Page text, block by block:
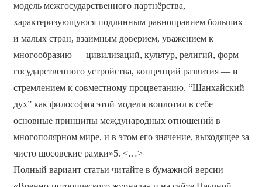
модель межгосударственного партнёрства,
характеризующуюся подлинным равноправием больших
и малых стран, взаимным доверием, уважением к
многообразию — цивилизаций, культур, религий, форм
государственного устройства, концепций развития — и
стремлением к совместному процветанию. “Шанхайский
дух” как философия этой модели воплотил в себе
основные принципы международных отношений в
многополярном мире, и в этом его значение, выходящее за
чисто шосовские рамки»5. <…>
Полный вариант статьи читайте в бумажной версии